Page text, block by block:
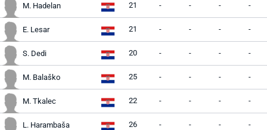
M. Hadelan 21 - - - -
E. Lesar 21 - - - -
S. Dedi 20 - - - -
M. Balaško 25 - - - -
M. Tkalec 22 - - - -
L. Harambaša 26 - - - -